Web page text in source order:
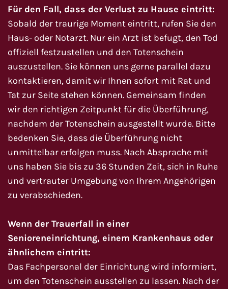
Für den Fall, dass der Verlust zu Hause eintritt:
Sobald der traurige Moment eintritt, rufen Sie den
Haus- oder Notarzt. Nur ein Arzt ist befugt, den Tod
offiziell festzustellen und den Totenschein
auszustellen. Sie können uns gerne parallel dazu
kontaktieren, damit wir Ihnen sofort mit Rat und
Tat zur Seite stehen können. Gemeinsam finden
wir den richtigen Zeitpunkt für die Überführung,
nachdem der Totenschein ausgestellt wurde. Bitte
bedenken Sie, dass die Überführung nicht
unmittelbar erfolgen muss. Nach Absprache mit
uns haben Sie bis zu 36 Stunden Zeit, sich in Ruhe
und vertrauter Umgebung von Ihrem Angehörigen
zu verabschieden.
Wenn der Trauerfall in einer
Senioreneinrichtung, einem Krankenhaus oder
ähnlichem eintritt:
Das Fachpersonal der Einrichtung wird informiert,
um den Totenschein ausstellen zu lassen. Nach der